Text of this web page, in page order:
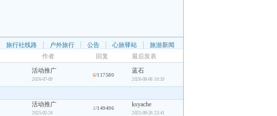
旅行社线路 户外旅行 公告 心旅驿站
旅游新闻
作者 回复 最后发表
活动推广
2026-07-09
6/117580
蓝石
2026-08-06 10:19
活动推广
2025-02-24
1/149496 ksyache
2025-09-26 23:41